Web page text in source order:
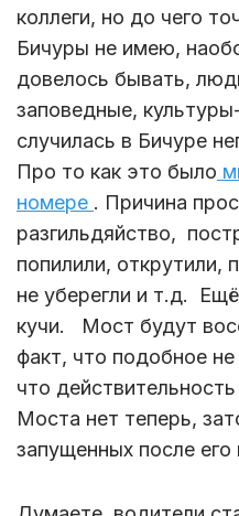
коллеги, но до чего
Бичуры не имею,
довелось бывать,
заповедные,
случилась в Бичуре
Про то как это было
номере . Причина
разгильдяйство,
попилили, открутили,
не уберегли и т.д.
кучи. Мост будут
факт, что подобное
что
Моста нет теперь,
запущенных после его